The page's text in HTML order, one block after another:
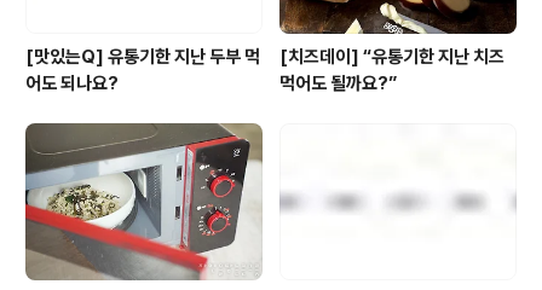
[맛있는Q] 유통기한 지난 두부 먹
어도 되나요?
[치즈데이] “유통기한 지난 치즈
먹어도 될까요?”